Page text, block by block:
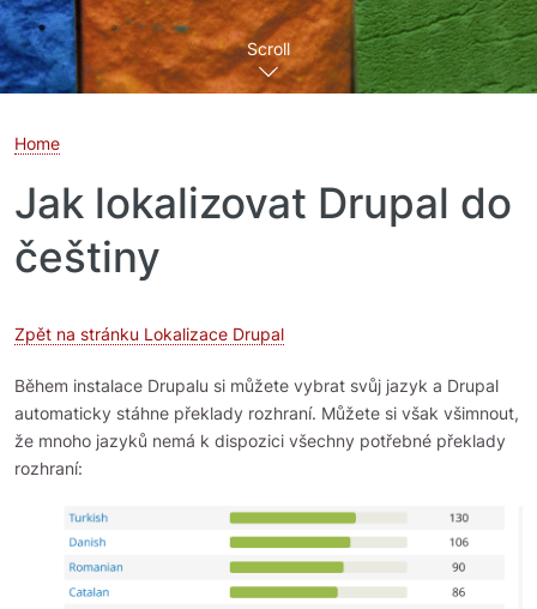
Scroll
Home
Jak lokalizovat Drupal do
češtiny
Zpět na stránku Lokalizace Drupal
Během instalace Drupalu si můžete vybrat svůj jazyk a Drupal
automaticky stáhne překlady rozhraní. Můžete si však všimnout,
že mnoho jazyků nemá k dispozici všechny potřebné překlady
rozhraní: